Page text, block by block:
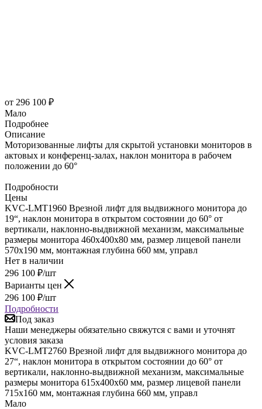
от 296 100 ₽
Мало
Подробнее
Описание
Моторизованные лифты для скрытой установки мониторов в
актовых и конференц-залах, наклон монитора в рабочем
положении до 60°
Подробности
Цены
KVC-LMT1960 Врезной лифт для выдвижного монитора до
19“, наклон монитора в открытом состоянии до 60° от
вертикали, наклонно-выдвижной механизм, максимальные
размеры монитора 460х400х80 мм, размер лицевой панели
570х190 мм, монтажная глубина 660 мм, управл
Нет в наличии
296 100 ₽/шт
Варианты цен
296 100 ₽/шт
Подробности
Под заказ
Наши менеджеры обязательно свяжутся с вами и уточнят
условия заказа
KVC-LMT2760 Врезной лифт для выдвижного монитора до
27“, наклон монитора в открытом состоянии до 60° от
вертикали, наклонно-выдвижной механизм, максимальные
размеры монитора 615х400х60 мм, размер лицевой панели
715х160 мм, монтажная глубина 660 мм, управл
Мало